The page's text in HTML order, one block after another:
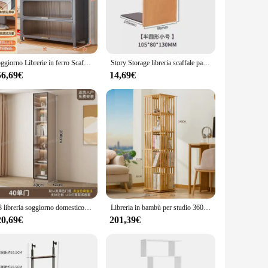
blends with various interior design styles. Its
is at a premium. The bookshelf's horizontal orientation
to cater to your needs. Its customizable dimensions
reliable choice for long-term use. Plus, the sleek finish
mounted securely without the need for additional
only a quick wipe with a damp cloth to keep it looking
Soggiorno Librerie in ferro Scaffale portaoggetti Scaffali da parete galleggianti Scaffale Speed Rack Estante Livros Mobili per soggiorno Story Storage libreria scaffale parete mobile libreria minimalista Organizer rivista Librero Para Libros Mueble mobili per la casa
14,69€
N8 libreria soggiorno domestico con porta in vetro integrato a parete intera armadi di lusso moderni display libreria in legno massello Libreria in bambù per studio 360 ° Librerie portaoggetti a strati rotanti Libreria girevole semplice e creativa per soggiorno RWWP
201,39€